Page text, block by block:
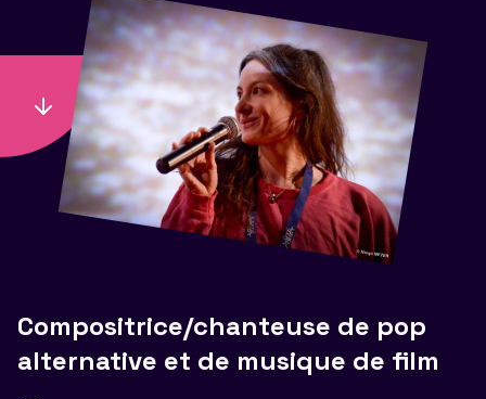
Compositrice/chanteuse de pop
alternative et de musique de film